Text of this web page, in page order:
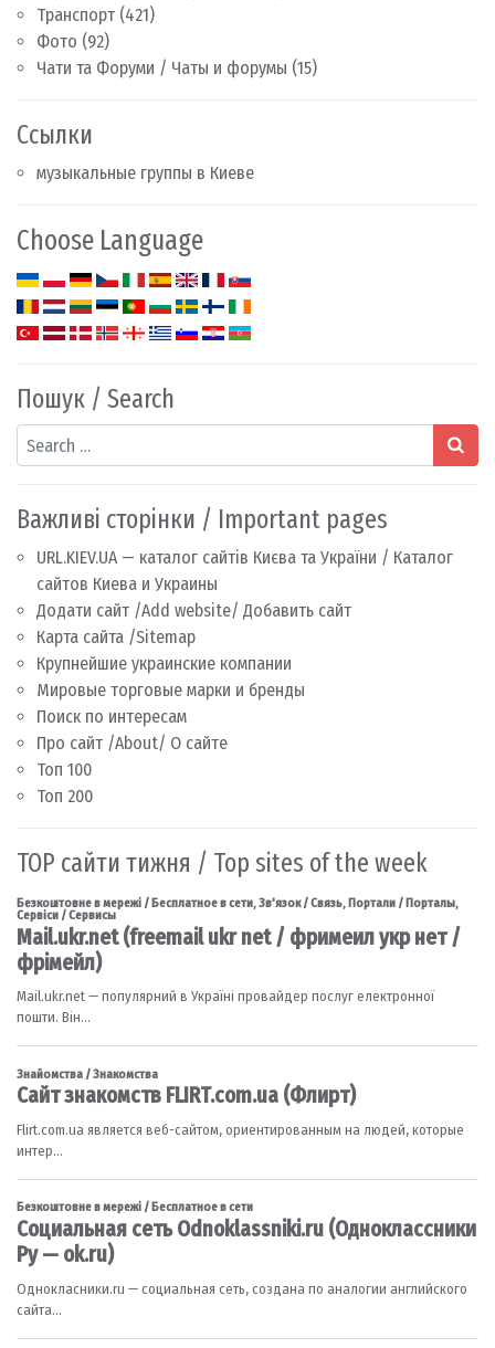
Транспорт (421)
Фото (92)
Чати та Форуми / Чаты и форумы (15)
Ссылки
музыкальные группы в Киеве
Choose Language
Пошук / Search
Search
Важливі сторінки / Important pages
URL.KIEV.UA — каталог сайтів Києва та України / Каталог
сайтов Киева и Украины
Додати сайт /Add website/ Добавить сайт
Карта сайта /Sitemap
Крупнейшие украинские компании
Мировые торговые марки и бренды
Поиск по интересам
Про сайт /About/ О сайте
Топ 100
Топ 200
TOP сайти тижня / Top sites of the week